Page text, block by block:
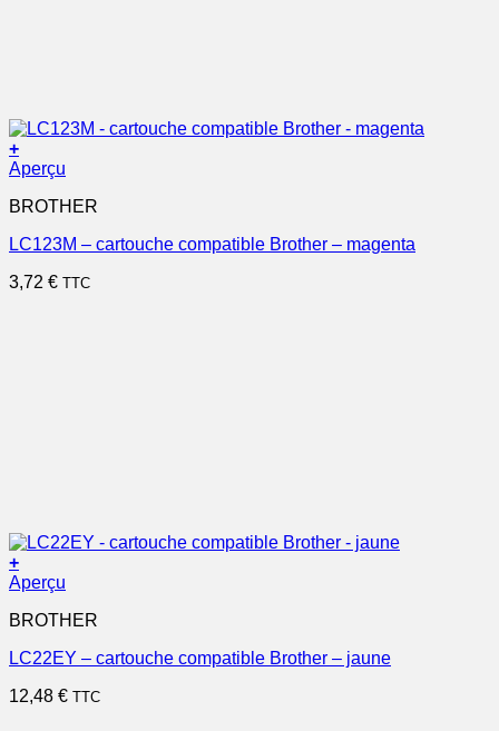
+
Aperçu
BROTHER
LC123M – cartouche compatible Brother – magenta
3,72 € TTC
+
Aperçu
BROTHER
LC22EY – cartouche compatible Brother – jaune
12,48 € TTC